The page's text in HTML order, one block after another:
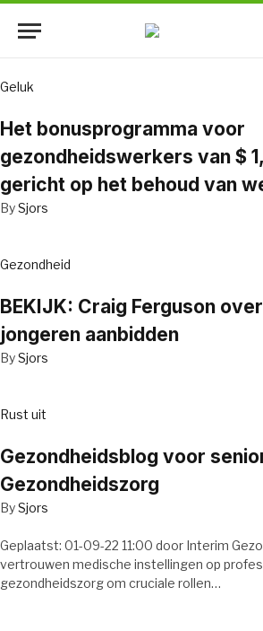
Geluk
Het bonusprogramma voor
gezondheidswerkers van $
gericht op het behoud van
BySjors
Gezondheid
BEKIJK: Craig Ferguson
jongeren aanbidden
BySjors
Rust uit
Gezondheidsblog voor
Gezondheidszorg
BySjors
Geplaatst: 01-09-22 11:00 door Interim
vertrouwen medische instellingen op
gezondheidszorg om cruciale rollen…